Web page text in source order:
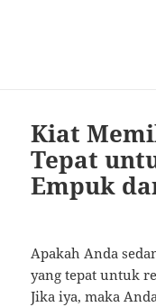
Kiat
Tepat
Empuk
Apakah Anda
yang tepat untuk
Jika iya, maka